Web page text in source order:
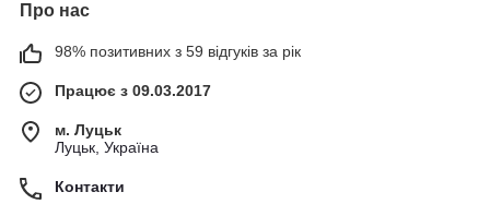
Про нас
98% позитивних з 59 відгуків за рік
Працює з 09.03.2017
м. Луцьк
Луцьк, Україна
Контакти